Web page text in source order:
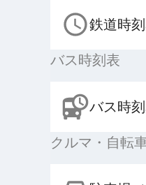
鉄道時
バス時刻表
バス時
クルマ・自転